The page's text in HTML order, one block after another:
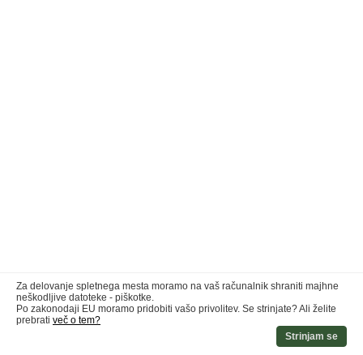
Za delovanje spletnega mesta moramo na vaš računalnik shraniti majhne
neškodljive datoteke - piškotke.
Po zakonodaji EU moramo pridobiti vašo privolitev. Se strinjate? Ali želite
prebrati več o tem?
Strinjam se